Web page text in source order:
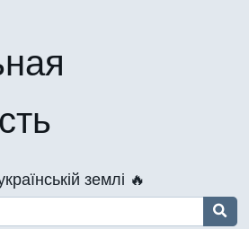
землі 🔥